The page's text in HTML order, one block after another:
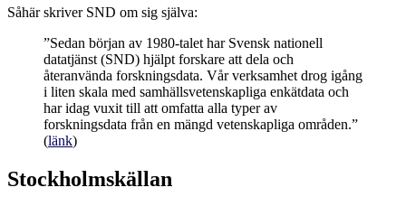
Såhär skriver SND om sig själva:
”Sedan början av 1980-talet har Svensk nationell
datatjänst (SND) hjälpt forskare att dela och
återanvända forskningsdata. Vår verksamhet drog igång
i liten skala med samhällsvetenskapliga enkätdata och
har idag vuxit till att omfatta alla typer av
forskningsdata från en mängd vetenskapliga områden.”
(länk)
Stockholmskällan